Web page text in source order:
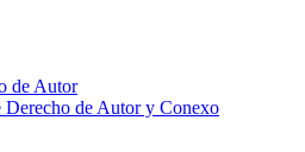
de Autor
Derecho de Autor y Conexo